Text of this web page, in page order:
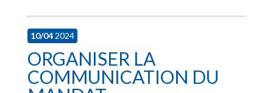
10/042024
ORGANISER LA
COMMUNICATION DU